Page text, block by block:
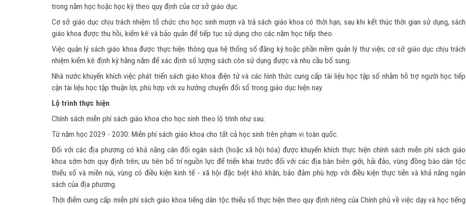
trong năm học hoặc học kỳ theo quy định của cơ sở giáo dục.
Cơ sở giáo dục chịu trách nhiệm tổ chức cho học sinh mượn và trả sách giáo khoa có thời hạn; sau khi kết thúc thời gian sử dụng, sách
giáo khoa được thu hồi, kiểm kê và bảo quản để tiếp tục sử dụng cho các năm học tiếp theo.
Việc quản lý sách giáo khoa được thực hiện thông qua hệ thống số đăng ký hoặc phần mềm quản lý thư viện; cơ sở giáo dục chịu trách
nhiệm kiểm kê định kỳ hằng năm để xác định số lượng sách còn sử dụng được và nhu cầu bổ sung.
Nhà nước khuyến khích việc phát triển sách giáo khoa điện tử và các hình thức cung cấp tài liệu học tập số nhằm hỗ trợ người học tiếp
cận tài liệu học tập thuận lợi, phù hợp với xu hướng chuyển đổi số trong giáo dục hiện nay.
Lộ trình thực hiện
Chính sách miễn phí sách giáo khoa cho học sinh theo lộ trình như sau:
Từ năm học 2029 - 2030: Miễn phí sách giáo khoa cho tất cả học sinh trên phạm vi toàn quốc.
Đối với các địa phương có khả năng cân đối ngân sách (hoặc xã hội hóa) được khuyến khích thực hiện chính sách miễn phí sách giáo
khoa sớm hơn quy định trên; ưu tiên bố trí nguồn lực để triển khai trước đối với các địa bàn biên giới, hải đảo, vùng đồng bào dân tộc
thiểu số và miền núi, vùng có điều kiện kinh tế - xã hội đặc biệt khó khăn, bảo đảm phù hợp với điều kiện thực tiễn và khả năng ngân
sách của địa phương.
Thời điểm cung cấp miễn phí sách giáo khoa tiếng dân tộc thiểu số thực hiện theo quy định riêng của Chính phủ về việc dạy và học tiếng